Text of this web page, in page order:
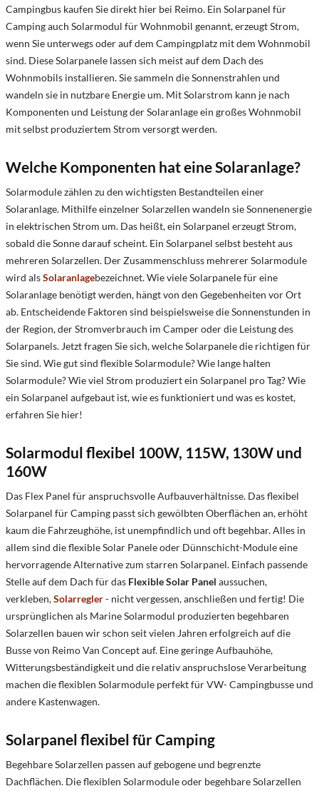
Campingbus kaufen Sie direkt hier bei Reimo. Ein Solarpanel für
Camping auch Solarmodul für Wohnmobil genannt, erzeugt Strom,
wenn Sie unterwegs oder auf dem Campingplatz mit dem Wohnmobil
sind. Diese Solarpanele lassen sich meist auf dem Dach des
Wohnmobils installieren. Sie sammeln die Sonnenstrahlen und
wandeln sie in nutzbare Energie um. Mit Solarstrom kann je nach
Komponenten und Leistung der Solaranlage ein großes Wohnmobil
mit selbst produziertem Strom versorgt werden.
Welche Komponenten hat eine Solaranlage?
Solarmodule zählen zu den wichtigsten Bestandteilen einer
Solaranlage. Mithilfe einzelner Solarzellen wandeln sie Sonnenenergie
in elektrischen Strom um. Das heißt, ein Solarpanel erzeugt Strom,
sobald die Sonne darauf scheint. Ein Solarpanel selbst besteht aus
mehreren Solarzellen. Der Zusammenschluss mehrerer Solarmodule
wird alsSolaranlagebezeichnet. Wie viele Solarpanele für eine
Solaranlage benötigt werden, hängt von den Gegebenheiten vor Ort
ab. Entscheidende Faktoren sind beispielsweise die Sonnenstunden in
der Region, der Stromverbrauch im Camper oder die Leistung des
Solarpanels. Jetzt fragen Sie sich, welche Solarpanele die richtigen für
Sie sind. Wie gut sind flexible Solarmodule? Wie lange halten
Solarmodule? Wie viel Strom produziert ein Solarpanel pro Tag? Wie
ein Solarpanel aufgebaut ist, wie es funktioniert und was es kostet,
erfahren Sie hier!
Solarmodul flexibel 100W, 115W, 130W und
160W
Das Flex Panel für anspruchsvolle Aufbauverhältnisse. Das flexibel
Solarpanel für Camping passt sich gewölbten Oberflächen an, erhöht
kaum die Fahrzeughöhe, ist unempfindlich und oft begehbar. Alles in
allem sind die flexible Solar Panele oder Dünnschicht-Module eine
hervorragende Alternative zum starren Solarpanel. Einfach passende
Stelle auf dem Dach für das Flexible Solar Panel aussuchen,
verkleben,Solarregler- nicht vergessen, anschließen und fertig! Die
ursprünglichen als Marine Solarmodul produzierten begehbaren
Solarzellen bauen wir schon seit vielen Jahren erfolgreich auf die
Busse von Reimo Van Concept auf. Eine geringe Aufbauhöhe,
Witterungsbeständigkeit und die relativ anspruchslose Verarbeitung
machen die flexiblen Solarmodule perfekt für VW- Campingbusse und
andere Kastenwagen.
Solarpanel flexibel für Camping
Begehbare Solarzellen passen auf gebogene und begrenzte
Dachflächen. Die flexiblen Solarmodule oder begehbare Solarzellen